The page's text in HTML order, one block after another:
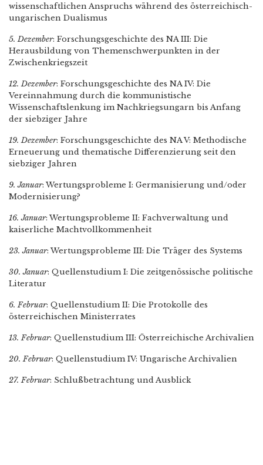
wissenschaftlichen Anspruchs während des österreichisch-
ungarischen Dualismus
5. Dezember: Forschungsgeschichte des NA III: Die
Herausbildung von Themenschwerpunkten in der
Zwischenkriegszeit
12. Dezember: Forschungsgeschichte des NA IV: Die
Vereinnahmung durch die kommunistische
Wissenschaftslenkung im Nachkriegsungarn bis Anfang
der siebziger Jahre
19. Dezember: Forschungsgeschichte des NA V: Methodische
Erneuerung und thematische Differenzierung seit den
siebziger Jahren
9. Januar: Wertungsprobleme I: Germanisierung und/oder
Modernisierung?
16. Januar: Wertungsprobleme II: Fachverwaltung und
kaiserliche Machtvollkommenheit
23. Januar: Wertungsprobleme III: Die Träger des Systems
30. Januar: Quellenstudium I: Die zeitgenössische politische
Literatur
6. Februar: Quellenstudium II: Die Protokolle des
österreichischen Ministerrates
13. Februar: Quellenstudium III: Österreichische Archivalien
20. Februar: Quellenstudium IV: Ungarische Archivalien
27. Februar: Schlußbetrachtung und Ausblick